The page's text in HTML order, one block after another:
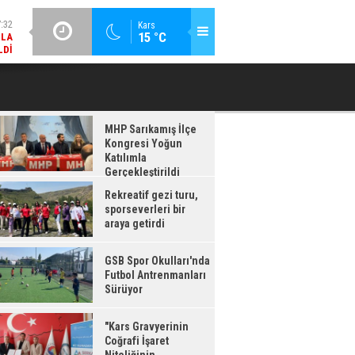
Kars
15 °C
GSB SPOR OKULLARI'NDA FUTBOL ANTRENMANLARI SÜRÜYOR
MHP Sarıkamış İlçe
Kongresi Yoğun
Katılımla
Gerçekleştirildi
Rekreatif gezi turu,
sporseverleri bir
araya getirdi
GSB Spor Okulları'nda
Futbol Antrenmanları
Sürüyor
"Kars Gravyerinin
Coğrafi İşaret